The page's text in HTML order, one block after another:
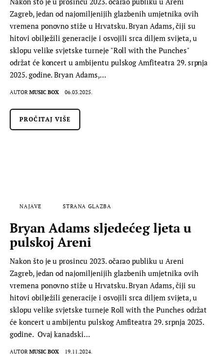
Zagreb, jedan od najomiljenijih glazbenih umjetnika ovih
vremena ponovno stiže u Hrvatsku. Bryan Adams, čiji su
hitovi obilježili generacije i osvojili srca diljem svijeta, u
sklopu velike svjetske turneje "Roll with the Punches"
održat će koncert u ambijentu pulskog Amfiteatra 29. srpnja
2025. godine. Bryan Adams,…
AUTOR MUSIC BOX 06.03.2025.
PROČITAJ VIŠE
NAJAVE STRANA GLAZBA
Bryan Adams sljedećeg ljeta u
pulskoj Areni
Nakon što je u prosincu 2023. očarao publiku u Areni
Zagreb, jedan od najomiljenijih glazbenih umjetnika ovih
vremena ponovno stiže u Hrvatsku. Bryan Adams, čiji su
hitovi obilježili generacije i osvojili srca diljem svijeta, u
sklopu velike svjetske turneje Roll with the Punches održat
će koncert u ambijentu pulskog Amfiteatra 29. srpnja 2025.
godine. Ovaj kanadski…
AUTOR MUSIC BOX 19.11.2024.